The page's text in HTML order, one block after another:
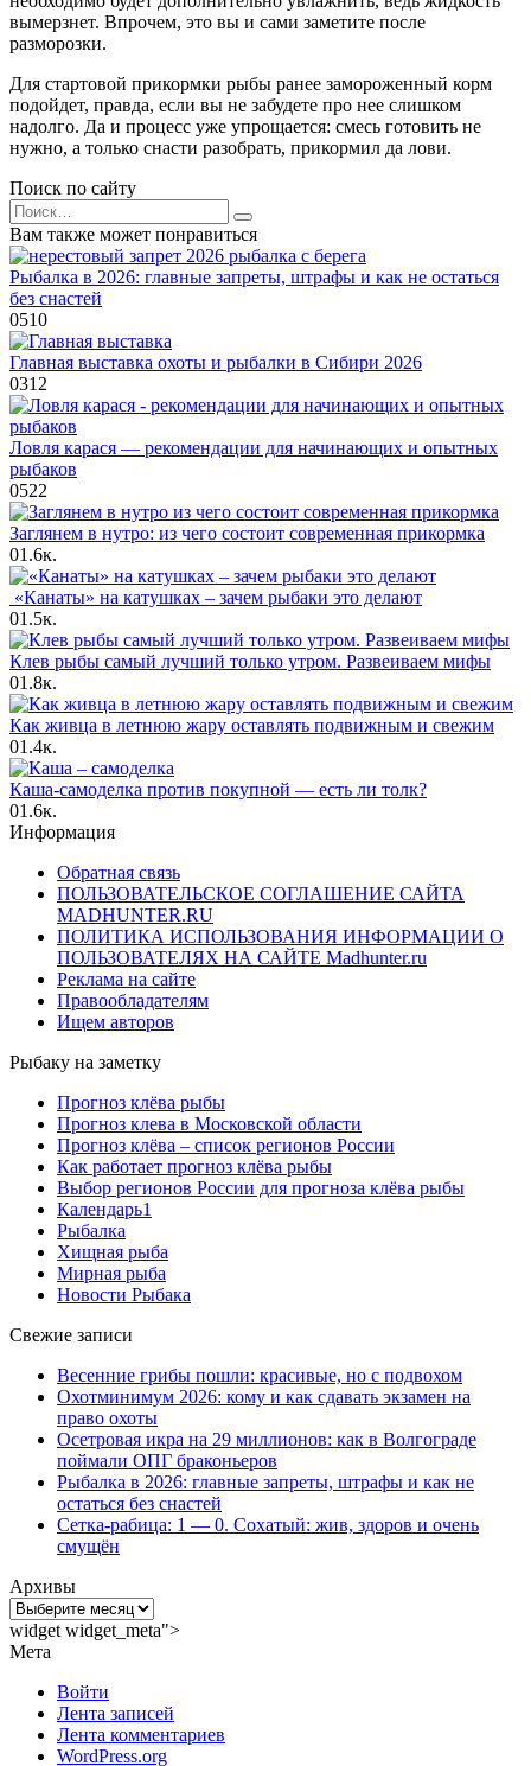
вымерзнет. Впрочем, это вы и сами заметите после
разморозки.
Для стартовой прикормки рыбы ранее замороженный корм
подойдет, правда, если вы не забудете про нее слишком
надолго. Да и процесс уже упрощается: смесь готовить не
нужно, а только снасти разобрать, прикормил да лови.
Поиск по сайту
Search
for:
Вам также может понравиться
Рыбалка в 2026: главные запреты, штрафы и как не остаться
без снастей
0510
Главная выставка охоты и рыбалки в Сибири 2026
0312
Ловля карася — рекомендации для начинающих и опытных
рыбаков
0522
Заглянем в нутро: из чего состоит современная прикормка
01.6к.
«Канаты» на катушках – зачем рыбаки это делают
01.5к.
Клев рыбы самый лучший только утром. Развеиваем мифы
01.8к.
Как живца в летнюю жару оставлять подвижным и свежим
01.4к.
Каша-самоделка против покупной — есть ли толк?
01.6к.
Информация
Обратная связь
ПОЛЬЗОВАТЕЛЬСКОЕ СОГЛАШЕНИЕ САЙТА
MADHUNTER.RU
ПОЛИТИКА ИСПОЛЬЗОВАНИЯ ИНФОРМАЦИИ О
ПОЛЬЗОВАТЕЛЯХ НА САЙТЕ Madhunter.ru
Реклама на сайте
Правообладателям
Ищем авторов
Рыбаку на заметку
Прогноз клёва рыбы
Прогноз клева в Московской области
Прогноз клёва – список регионов России
Как работает прогноз клёва рыбы
Выбор регионов России для прогноза клёва рыбы
Календарь1
Рыбалка
Хищная рыба
Мирная рыба
Новости Рыбака
Свежие записи
Весенние грибы пошли: красивые, но с подвохом
Охотминимум 2026: кому и как сдавать экзамен на
право охоты
Осетровая икра на 29 миллионов: как в Волгограде
поймали ОПГ браконьеров
Рыбалка в 2026: главные запреты, штрафы и как не
остаться без снастей
Сетка-рабица: 1 — 0. Сохатый: жив, здоров и очень
смущён
Архивы
Архивы
widget widget_meta">
Мета
Войти
Лента записей
Лента комментариев
WordPress.org